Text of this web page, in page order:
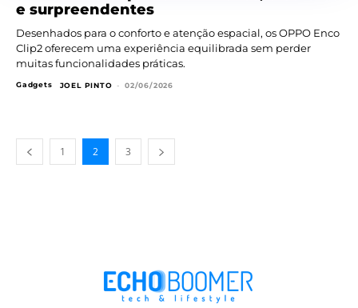
e surpreendentes
Desenhados para o conforto e atenção espacial, os OPPO Enco
Clip2 oferecem uma experiência equilibrada sem perder
muitas funcionalidades práticas.
Gadgets JOEL PINTO - 02/06/2026
1 2 3